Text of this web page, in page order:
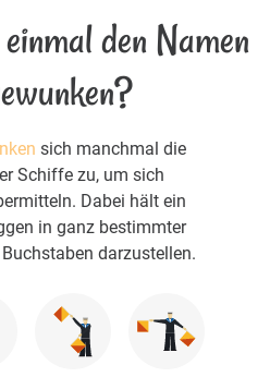
den Namen
sich manchmal die
Schiffe zu, um sich
Dabei hält ein
in ganz bestimmter
darzustellen.